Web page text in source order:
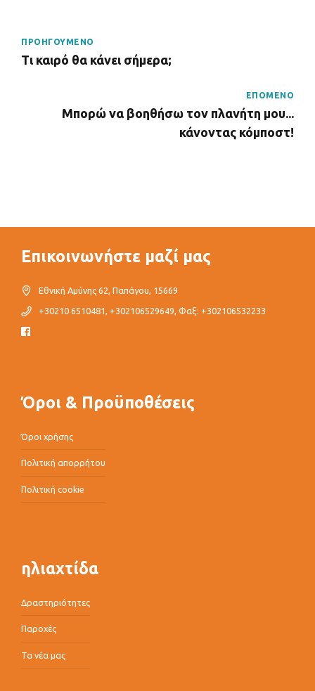
ΠΡΟΗΓΟΥΜΕΝΟ
Τι καιρό θα κάνει σήμερα;
ΕΠΟΜΕΝΟ
Μπορώ να βοηθήσω τον πλανήτη μου...
κάνοντας κόμποστ!
Επικοινωνήστε μαζί μας
Εθνική Αμύνης 62, Παπάγου, 15669
+30210 6510481, +302106529649, Φαξ: +302106532233
Όροι & Προϋποθέσεις
Όροι χρήσης
Πολιτική απορρήτου
Πολιτική cookie
ηλιαχτίδα
Δραστηριότητες
Παροχές
Τα νέα μας